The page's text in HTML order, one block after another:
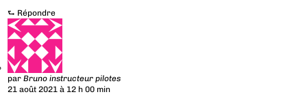
⮑ Répondre
parBruno instructeur pilotes
21 août 2021 à 12 h 00 min